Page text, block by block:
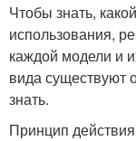
Чтобы знать,
использования,
каждой модели и
вида существуют
знать.
Принцип